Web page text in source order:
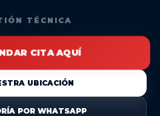
TÉCNICA
CITA AQUÍ
UBICACIÓN
POR WHATSAPP